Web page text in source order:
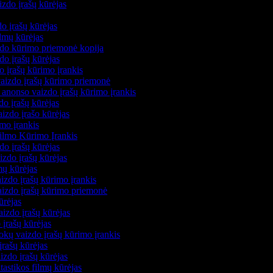
įrašų kūrėjas
įrašų kūrėjas
kūrėjas
kūrimo priemonė kopija
įrašų kūrėjas
įrašų kūrimo įrankis
įrašų kūrimo priemonė
anonso vaizdo įrašų kūrimo įrankis
įrašų kūrėjas
įrašo kūrėjas
įrankis
Kūrimo Įrankis
įrašų kūrėjas
įrašų kūrėjas
kūrėjas
įrašų kūrimo įrankis
įrašų kūrimo priemonė
įrašų kūrėjas
įrašų kūrėjas
vaizdo įrašų kūrimo įrankis
kūrėjas
įrašų kūrėjas
filmų kūrėjas